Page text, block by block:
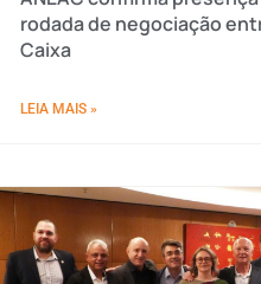
rodada de negociação
Caixa
LEIA MAIS »